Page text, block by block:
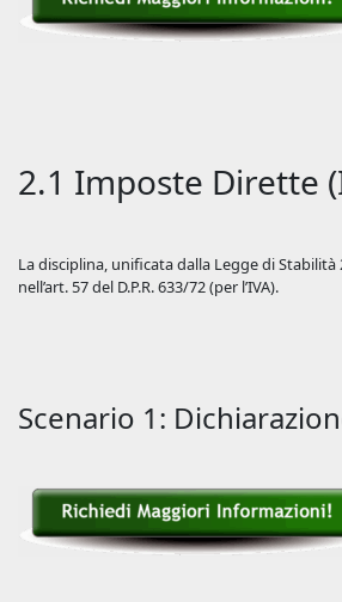
2.1 Imposte Dirette
La disciplina, unificata dalla Legge di Stabilità
nell’art. 57 del D.P.R. 633/72 (per l’IVA).
Scenario 1: